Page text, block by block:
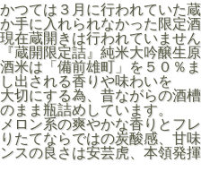
かつては３月に行われていた
か手に入れられなかった限定酒
現在蔵開きは行われていませ
『蔵開限定詰』純米大吟醸生
酒米は「備前雄町」を５０％
し出される香りや味わいを
大切にする為、昔ながらの酒
のまま瓶詰めしています。
メロン系の爽やかな香りとフ
りたてならではの炭酸感、甘
ンスの良さは安芸虎、本領発